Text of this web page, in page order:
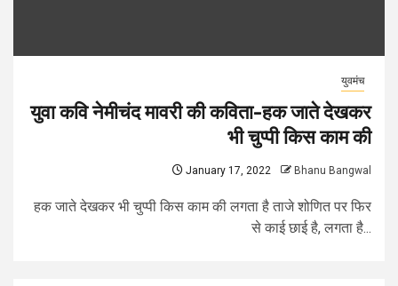
युवमंच
युवा कवि नेमीचंद मावरी की कविता-हक जाते देखकर
भी चुप्पी किस काम की
January 17, 2022 Bhanu Bangwal
हक जाते देखकर भी चुप्पी किस काम की लगता है ताजे शोणित पर फिर
से काई छाई है, लगता है...